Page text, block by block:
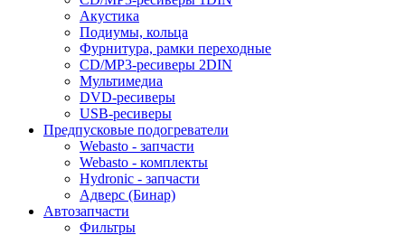
Акустика
Подиумы, кольца
Фурнитура, рамки переходные
CD/MP3-ресиверы 2DIN
Мультимедиа
DVD-ресиверы
USB-ресиверы
Предпусковые подогреватели
Webasto - запчасти
Webasto - комплекты
Hydronic - запчасти
Адверс (Бинар)
Автозапчасти
Фильтры